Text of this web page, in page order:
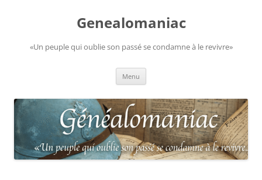
Genealomaniac
«Un peuple qui oublie son passé se condamne à le revivre»
Menu